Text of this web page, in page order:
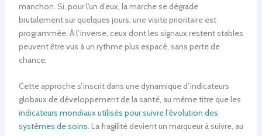
manchon. Si, pour l’un d’eux, la marche se dégrade
brutalement sur quelques jours, une visite prioritaire est
programmée. À l’inverse, ceux dont les signaux restent stables
peuvent être vus à un rythme plus espacé, sans perte de
chance.
Cette approche s’inscrit dans une dynamique d’indicateurs
globaux de développement de la santé, au même titre que les
indicateurs mondiaux utilisés pour suivre l’évolution des
systèmes de soins. La fragilité devient un marqueur à suivre, au